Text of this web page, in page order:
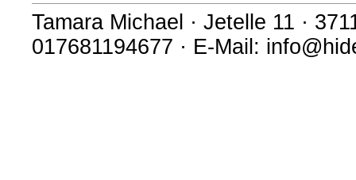
Tamara Michael · Jetelle 11 ·
017681194677 · E-Mail: